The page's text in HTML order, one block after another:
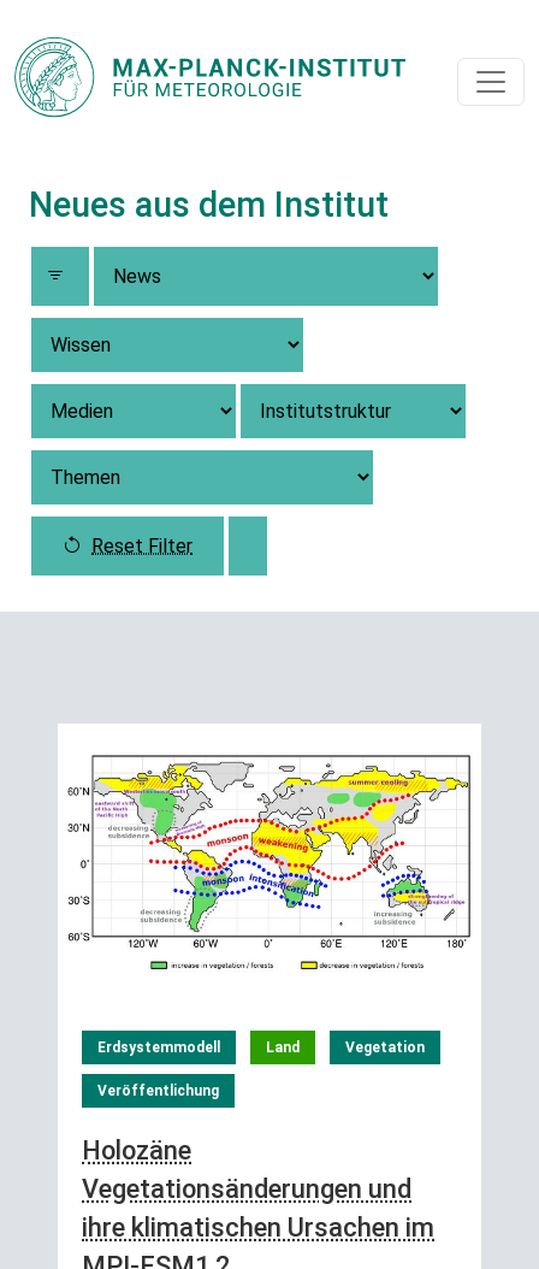
Neues aus dem Institut
Reset Filter
Erdsystemmodell Land Vegetation
Veröffentlichung
Holozäne
Vegetationsänderungen und
ihre klimatischen Ursachen im